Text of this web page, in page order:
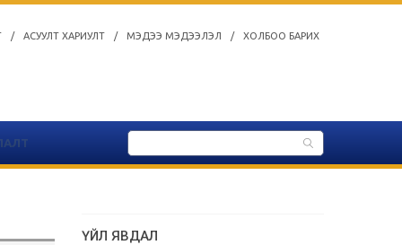
/ АСУУЛТ ХАРИУЛТ / МЭДЭЭ МЭДЭЭЛЭЛ / ХОЛБОО БАРИХ
ҮЙЛ ЯВДАЛ